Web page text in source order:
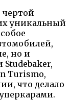
уникальный
но и
Turismo,
что делало